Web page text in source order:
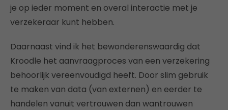
je op ieder moment en overal interactie met je
verzekeraar kunt hebben.
Daarnaast vind ik het bewonderenswaardig dat
Kroodle het aanvraagproces van een verzekering
behoorlijk vereenvoudigd heeft. Door slim gebruik
te maken van data (van externen) en eerder te
handelen vanuit vertrouwen dan wantrouwen